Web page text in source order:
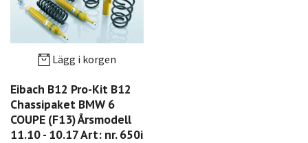
Lägg i korgen
Eibach B12 Pro-Kit B12
Chassipaket BMW 6
COUPE (F13) Årsmodell
11.10 - 10.17 Art: nr. 650i